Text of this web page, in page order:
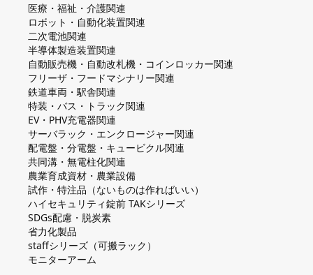
医療・福祉・介護関連
ロボット・自動化装置関連
二次電池関連
半導体製造装置関連
自動販売機・自動改札機・コインロッカー関連
フリーザ・フードマシナリー関連
鉄道車両・駅舎関連
特装・バス・トラック関連
EV・PHV充電器関連
サーバラック・エンクロージャー関連
配電盤・分電盤・キュービクル関連
共同溝・無電柱化関連
農業育成資材・農業設備
試作・特注品（ないものは作ればいい）
ハイセキュリティ錠前 TAKシリーズ
SDGs配慮・脱炭素
省力化製品
staffシリーズ（可搬ラック）
モニターアーム